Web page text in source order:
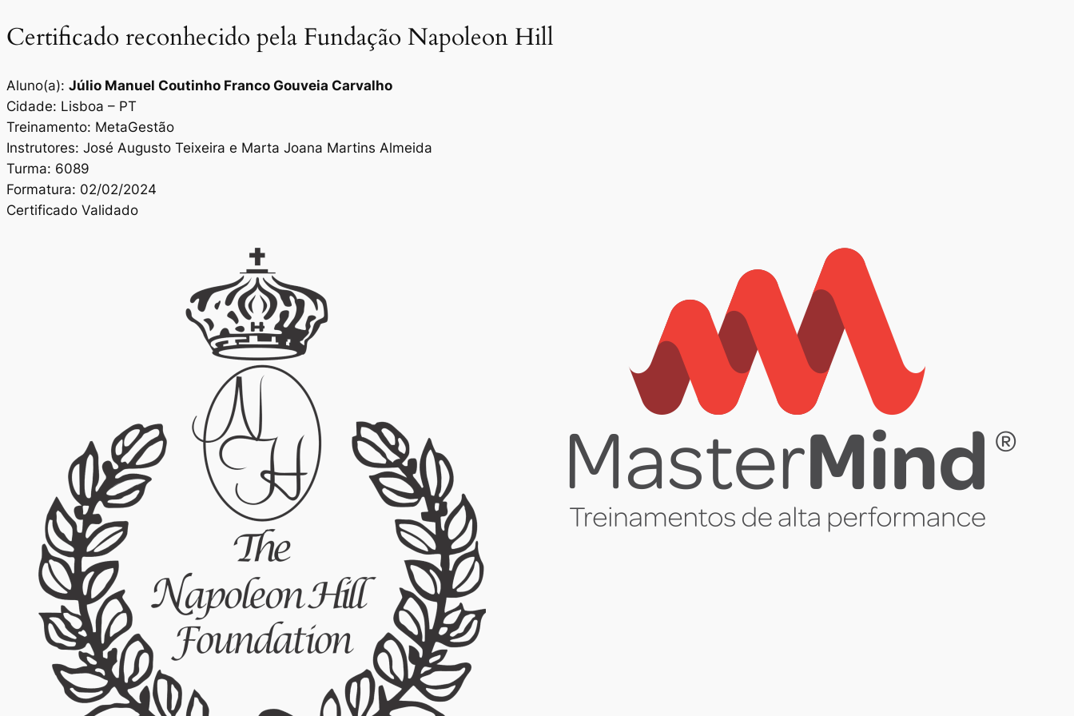
Certificado reconhecido pela Fundação Napoleon Hill
Aluno(a): Júlio Manuel Coutinho Franco Gouveia Carvalho
Cidade: Lisboa – PT
Treinamento: MetaGestão
Instrutores: José Augusto Teixeira e Marta Joana Martins Almeida
Turma: 6089
Formatura: 02/02/2024
Certificado Validado